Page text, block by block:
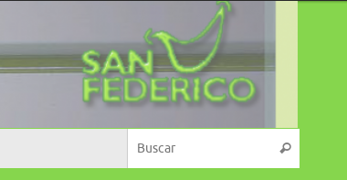
Buscar